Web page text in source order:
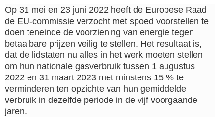
Op 31 mei en 23 juni 2022 heeft de Europese Raad
de EU-commissie verzocht met spoed voorstellen te
doen teneinde de voorziening van energie tegen
betaalbare prijzen veilig te stellen. Het resultaat is,
dat de lidstaten nu alles in het werk moeten stellen
om hun nationale gasverbruik tussen 1 augustus
2022 en 31 maart 2023 met minstens 15 % te
verminderen ten opzichte van hun gemiddelde
verbruik in dezelfde periode in de vijf voorgaande
jaren.